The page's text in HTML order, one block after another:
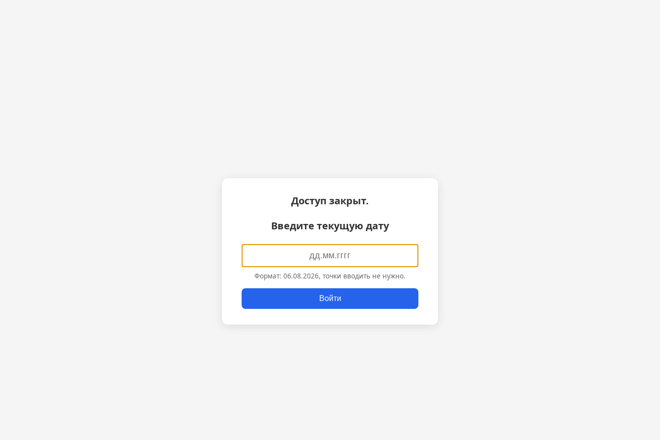
Доступ закрыт.
Введите текущую дату
Формат: 06.08.2026, точки вводить не нужно.
Войти